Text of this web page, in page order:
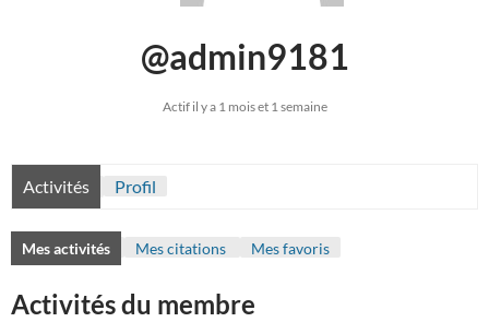
@admin9181
Actif il y a 1 mois et 1 semaine
Activités Profil
Mes activités Mes citations Mes favoris
Activités du membre